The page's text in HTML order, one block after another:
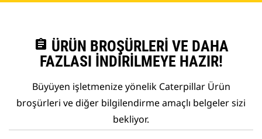
assignment ÜRÜN BROŞÜRLERI VE DAHA
FAZLASI İNDIRILMEYE HAZIR!
Büyüyen işletmenize yönelik Caterpillar Ürün
broşürleri ve diğer bilgilendirme amaçlı belgeler sizi
bekliyor.